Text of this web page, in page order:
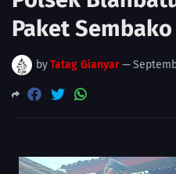
Paket Sembako
byTatag Gianyar—